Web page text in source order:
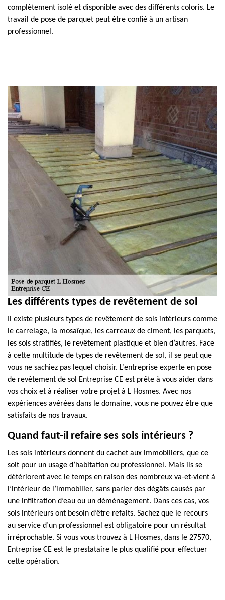
complètement isolé et disponible avec des différents coloris. Le
travail de pose de parquet peut être confié à un artisan
professionnel.
Les différents types de revêtement de sol
Il existe plusieurs types de revêtement de sols intérieurs comme
le carrelage, la mosaïque, les carreaux de ciment, les parquets,
les sols stratifiés, le revêtement plastique et bien d’autres. Face
à cette multitude de types de revêtement de sol, il se peut que
vous ne sachiez pas lequel choisir. L’entreprise experte en pose
de revêtement de sol Entreprise CE est prête à vous aider dans
vos choix et à réaliser votre projet à L Hosmes. Avec nos
expériences avérées dans le domaine, vous ne pouvez être que
satisfaits de nos travaux.
Quand faut-il refaire ses sols intérieurs ?
Les sols intérieurs donnent du cachet aux immobiliers, que ce
soit pour un usage d’habitation ou professionnel. Mais ils se
détériorent avec le temps en raison des nombreux va-et-vient à
l’intérieur de l’immobilier, sans parler des dégâts causés par
une infiltration d’eau ou un déménagement. Dans ces cas, vos
sols intérieurs ont besoin d’être refaits. Sachez que le recours
au service d’un professionnel est obligatoire pour un résultat
irréprochable. Si vous vous trouvez à L Hosmes, dans le 27570,
Entreprise CE est le prestataire le plus qualifié pour effectuer
cette opération.